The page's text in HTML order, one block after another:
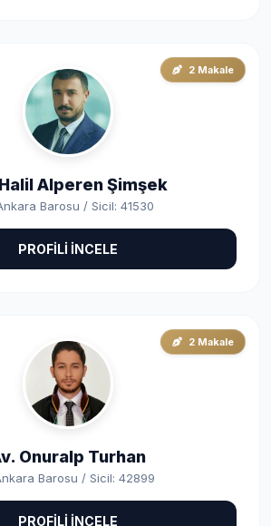
2 Makale
Alperen Şimşek
Barosu / Sicil: 41530
PROFİLİ İNCELE
2 Makale
Onuralp Turhan
Barosu / Sicil: 42899
PROFİLİ İNCELE